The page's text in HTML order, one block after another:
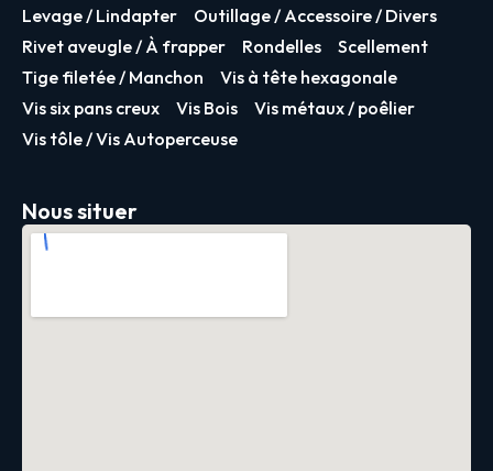
Levage / Lindapter
Outillage / Accessoire / Divers
Rivet aveugle / À frapper
Rondelles
Scellement
Tige filetée / Manchon
Vis à tête hexagonale
Vis six pans creux
Vis Bois
Vis métaux / poêlier
Vis tôle / Vis Autoperceuse
Nous situer